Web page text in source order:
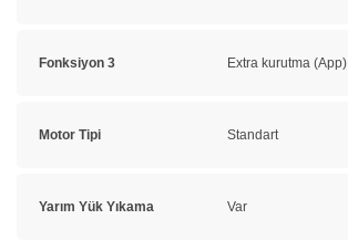
Fonksiyon 3 Extra kurutma (App)
Motor Tipi Standart
Yarım Yük Yıkama Var